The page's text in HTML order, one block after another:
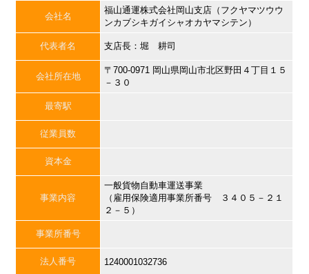
会社名
福山通運株式会社岡山支店（フクヤマツウウ
ンカブシキガイシャオカヤマシテン）
代表者名 支店長：堀 耕司
会社所在地
〒700-0971 岡山県岡山市北区野田４丁目１５
－３０
最寄駅
従業員数
資本金
事業内容
一般貨物自動車運送事業
（雇用保険適用事業所番号 ３４０５－２１
２－５）
事業所番号
法人番号 1240001032736